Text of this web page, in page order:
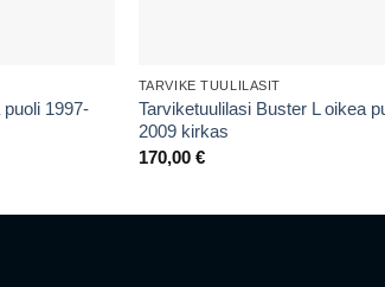
1997-
TARVIKE TUULILASIT
Tarviketuulilasi Buster L oikea
2009 kirkas
170,00 €